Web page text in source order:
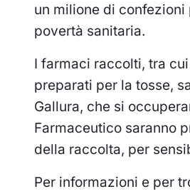
un milione di
povertà sanitaria.
I farmaci raccolti, tra
preparati per la tosse,
Gallura, che si
Farmaceutico saranno
della raccolta, per
Per informazioni e per